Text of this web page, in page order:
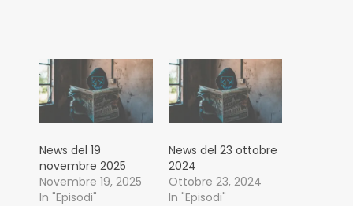
News del 19
novembre 2025
Novembre 19, 2025
In "Episodi"
News del 23 ottobre
2024
Ottobre 23, 2024
In "Episodi"